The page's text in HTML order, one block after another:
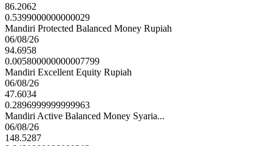
86.2062
0.5399000000000029
Mandiri Protected Balanced Money Rupiah
06/08/26
94.6958
0.005800000000007799
Mandiri Excellent Equity Rupiah
06/08/26
47.6034
0.2896999999999963
Mandiri Active Balanced Money Syaria...
06/08/26
148.5287